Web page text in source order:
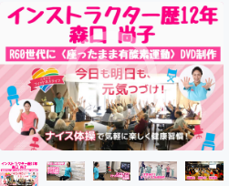
テクノロジー・ガジェッ
映像・映画
ビジネス・起業